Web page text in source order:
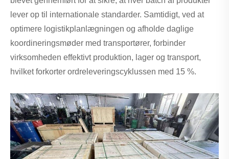
lever op til internationale standarder. Samtidigt, ved at
optimere logistikplanlægningen og afholde daglige
koordineringsmøder med transportører, forbinder
virksomheden effektivt produktion, lager og transport,
hvilket forkorter ordreleveringscyklussen med 15 %.